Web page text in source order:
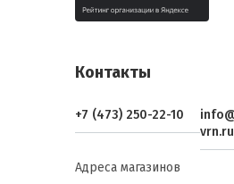
Контакты
+7 (473) 250-22-10
vrn.ru
Адреса магазинов